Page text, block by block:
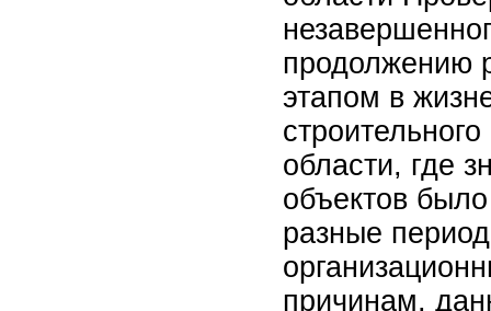
продолжению
этапом в
области, где
объектов
разные
причинам,